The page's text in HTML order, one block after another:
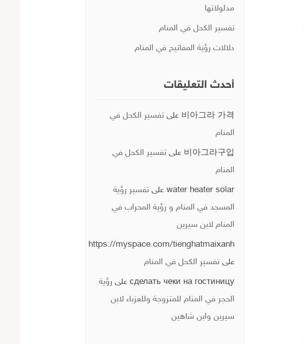
مدلولاتها
تفسير الكحل في المنام
دلالات رؤية المفاتيح في المنام
أحدث التعليقات
비아그라 가격 على تفسير الكحل في
المنام
비아그라구입 على تفسير الكحل في
المنام
water heater solarعلى تفسير رؤية
المسجد في المنام و رؤية المحراب في
المنام لابن سيرين
https://myspace.com/tienghatmaixanh
على تفسير الكحل في المنام
сделать чеки на гостиницуعلى رؤية
الحجر في المنام للمتزوجة وللعزباء لابن
سيرين وابن شاهين